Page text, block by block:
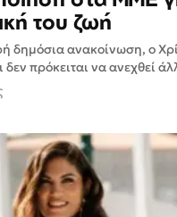
του ζωή
δημόσια ανακοίνωση, ο
δεν πρόκειται να ανεχθεί
αφορούν την προσωπική